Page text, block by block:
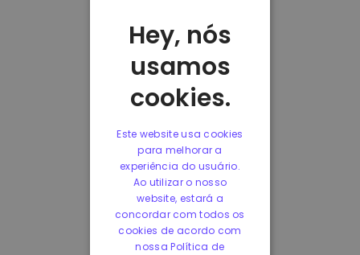
Hey, nós
usamos
cookies.
Este website usa cookies
para melhorar a
experiência do usuário.
Ao utilizar o nosso
website, estará a
concordar com todos os
cookies de acordo com
nossa Política de